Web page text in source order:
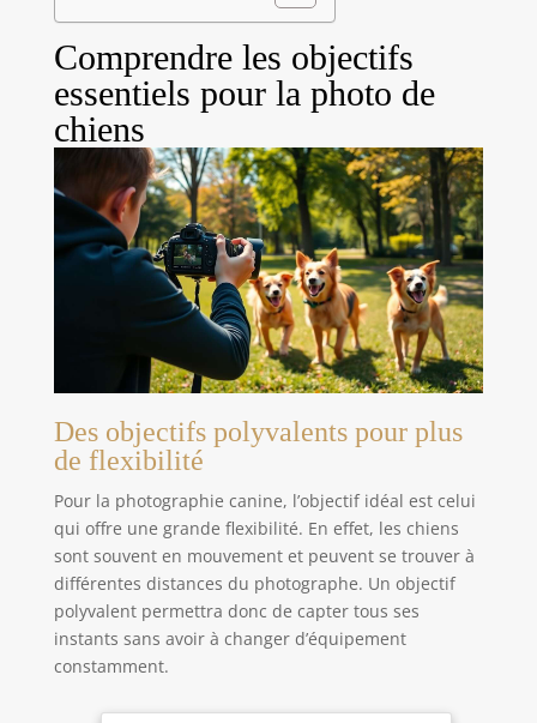
Comprendre les objectifs
essentiels pour la photo de
chiens
Des objectifs polyvalents pour plus
de flexibilité
Pour la photographie canine, l’objectif idéal est celui
qui offre une grande flexibilité. En effet, les chiens
sont souvent en mouvement et peuvent se trouver à
différentes distances du photographe. Un objectif
polyvalent permettra donc de capter tous ses
instants sans avoir à changer d’équipement
constamment.